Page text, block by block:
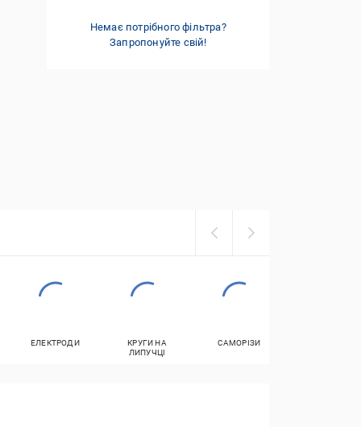
Україна(2)
Немає потрібного фільтра?
Запропонуйте свій!
ЕЛЕКТРОДИ
КРУГИ НА
ЛИПУЧЦІ
САМОРІЗИ